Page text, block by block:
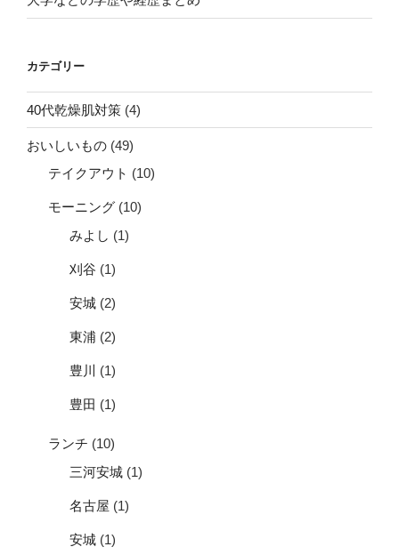
カテゴリー
40代乾燥肌対策 (4)
おいしいもの (49)
テイクアウト (10)
モーニング (10)
みよし (1)
刈谷 (1)
安城 (2)
東浦 (2)
豊川 (1)
豊田 (1)
ランチ (10)
三河安城 (1)
名古屋 (1)
安城 (1)